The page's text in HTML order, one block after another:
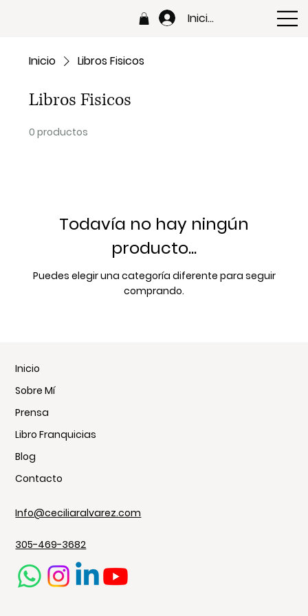
Iniciar sesión
Inicio Libros Fisicos
Libros Fisicos
0 productos
Todavía no hay ningún
producto...
Puedes elegir una categoría diferente para seguir
comprando.
Inicio
Sobre Mí
Prensa
Libro Franquicias
Blog
Contacto
Info@ceciliaralvarez.com
305-469-3682